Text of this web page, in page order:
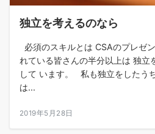
独立を考えるのなら
必須のスキルとは CSAのプレゼ
れている皆さんの半分以上は 独立
して います。 私も独立をしたう
は...
2019年5月28日